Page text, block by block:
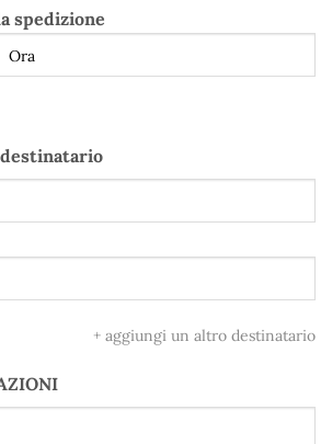
spedizione
+ aggiungi un altro destinatario